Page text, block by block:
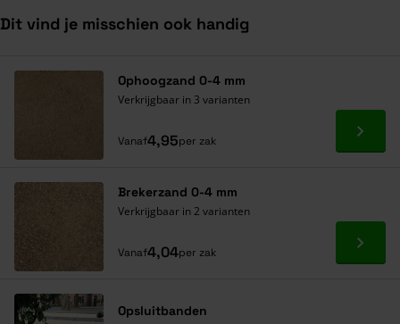
Dit vind je misschien ook handig
Ophoogzand 0-4 mm
Verkrijgbaar in 3 varianten
Vanaf4,95per zak Ga
Brekerzand 0-4 mm
Verkrijgbaar in 2 varianten
Vanaf4,04per zak Ga
Opsluitbanden